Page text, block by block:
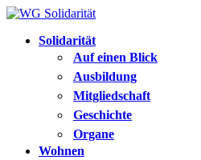
Solidarität
Auf einen Blick
Ausbildung
Mitgliedschaft
Geschichte
Organe
Wohnen